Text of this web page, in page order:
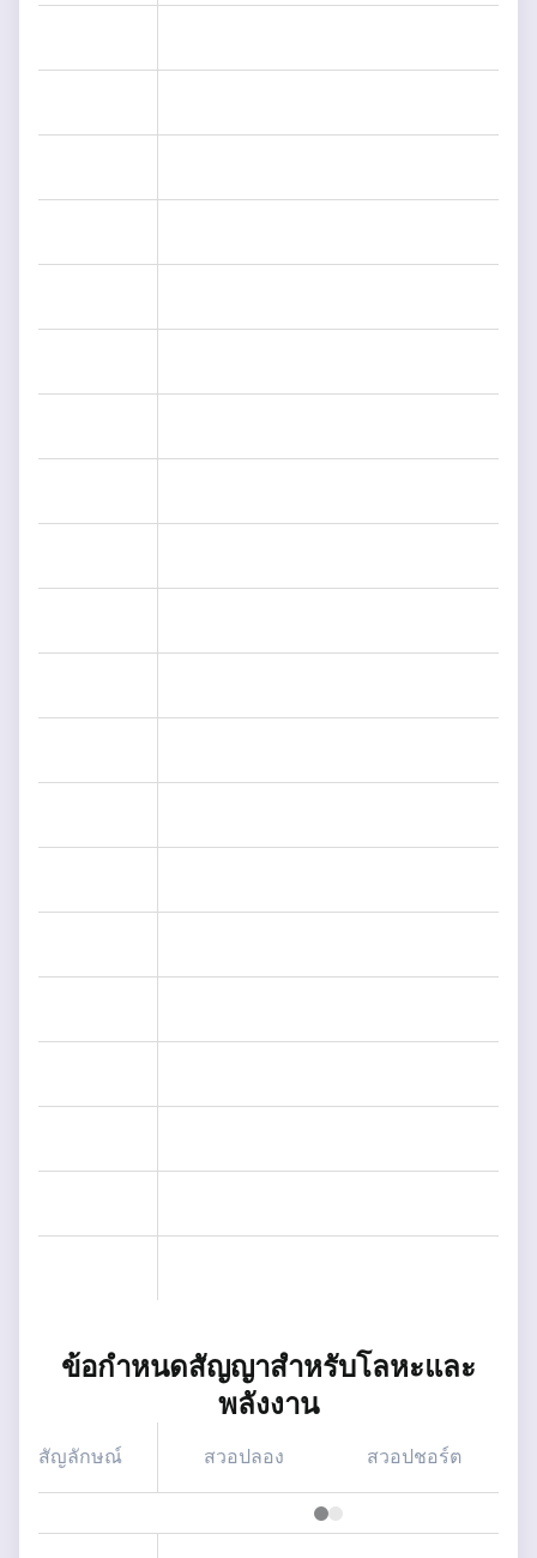
ข้อกำหนดสัญญาสำหรับโลหะและ
พลังงาน
สัญลักษณ์ สวอปลอง สวอปชอร์ต